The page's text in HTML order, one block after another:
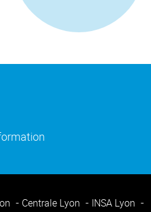
fenêtre)
Centrale Lyon
INSA Lyon